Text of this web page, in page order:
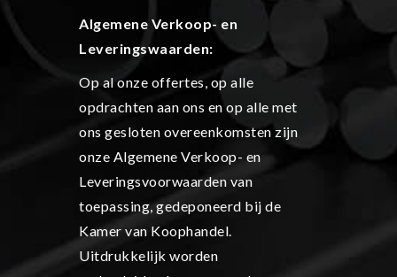
Algemene Verkoop- en
Leveringswaarden:
Op al onze offertes, op alle
opdrachten aan ons en op alle met
ons gesloten overeenkomsten zijn
onze Algemene Verkoop- en
Leveringsvoorwaarden van
toepassing, gedeponeerd bij de
Kamer van Koophandel.
Uitdrukkelijk worden